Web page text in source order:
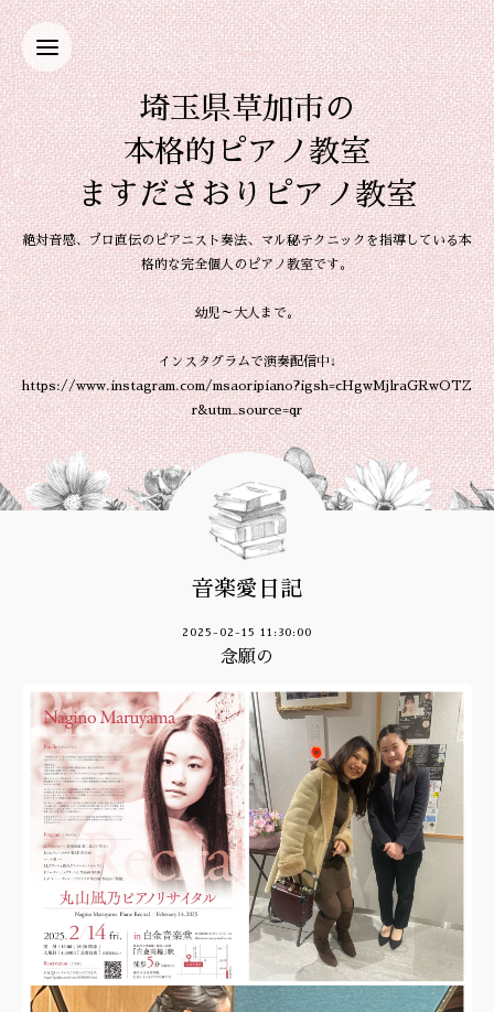
埼玉県草加市の
本格的ピアノ教室
ますださおりピアノ教室
絶対音感、プロ直伝のピアニスト奏法、マル秘テクニックを指導している本
格的な完全個人のピアノ教室です。
幼児～大人まで。
インスタグラムで演奏配信中↓
https://www.instagram.com/msaoripiano?igsh=cHgwMjlraGRwOTZ
r&utm_source=qr
音楽愛日記
2025-02-15 11:30:00
念願の